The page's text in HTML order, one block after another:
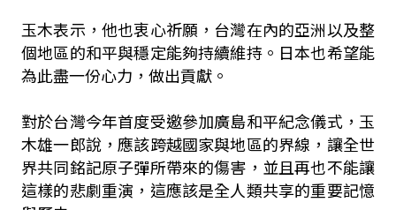
玉木表示，他也衷心祈願，台灣在內的亞洲以及整
個地區的和平與穩定能夠持續維持。日本也希望能
為此盡一份心力，做出貢獻。
對於台灣今年首度受邀參加廣島和平紀念儀式，玉
木雄一郎說，應該跨越國家與地區的界線，讓全世
界共同銘記原子彈所帶來的傷害，並且再也不能讓
這樣的悲劇重演，這應該是全人類共享的重要記憶